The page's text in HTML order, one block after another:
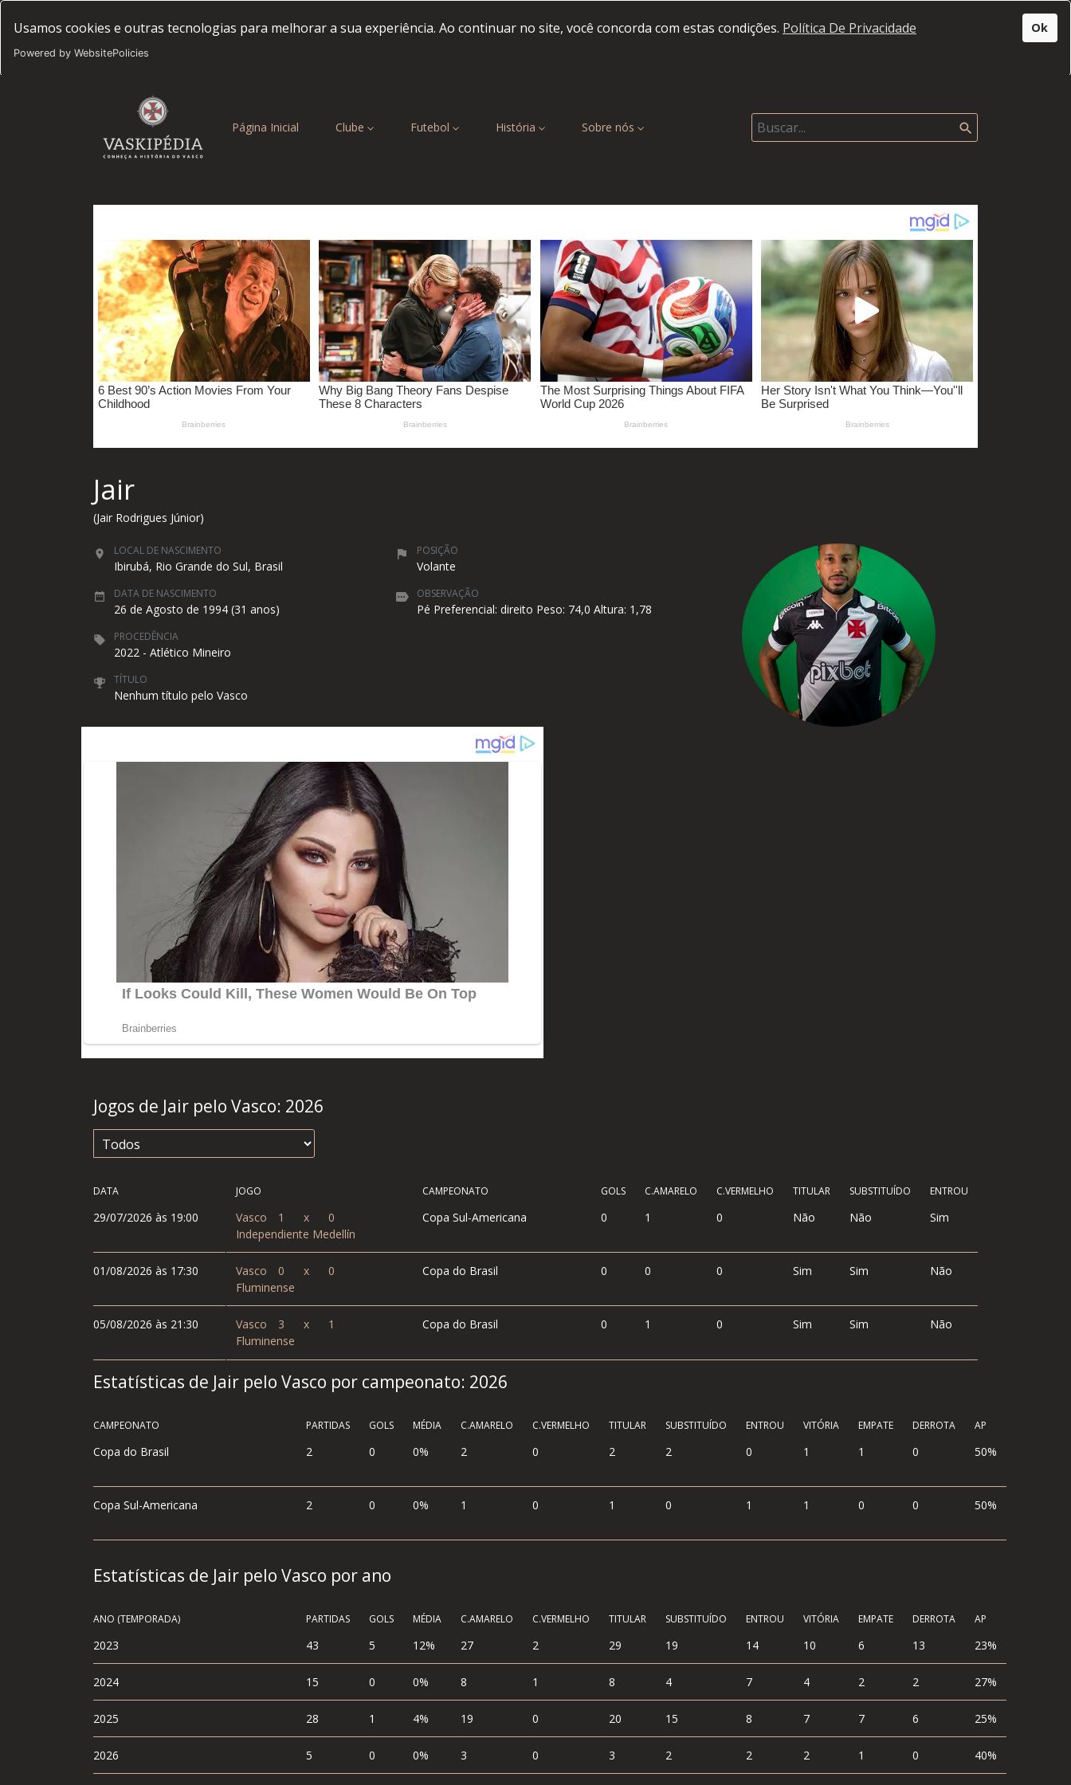
Usamos cookies e outras tecnologias para melhorar a sua experiência. Ao continuar no site, você concorda com estas condições. Política De Privacidade Ok
Powered by WebsitePolicies
Página Inicial (current)Clube Futebol História Sobre nós
Jair
(Jair Rodrigues Júnior)
LOCAL DE NASCIMENTO
Ibirubá, Rio Grande do Sul, Brasil
DATA DE NASCIMENTO
26 de Agosto de 1994 (31 anos)
PROCEDÊNCIA
2022 - Atlético Mineiro
TÍTULO
Nenhum título pelo Vasco
POSIÇÃO
Volante
OBSERVAÇÃO
Pé Preferencial: direito Peso: 74,0 Altura: 1,78
Jogos de Jair pelo Vasco: 2026
DATA
29/07/2026 às 19:00
01/08/2026 às 17:30
05/08/2026 às 21:30
JOGO CAMPEONATO GOLS C.AMARELO C.VERMELHO TITULAR SUBSTITUÍDO ENTROU
Vasco 1 x
0
Independiente Medellín
Copa Sul-Americana 0 1 0 Não Não Sim
Vasco 0 x
0
Fluminense
Copa do Brasil 0 0 0 Sim Sim Não
Vasco 3 x
1
Fluminense
Copa do Brasil 0 1 0 Sim Sim Não
Estatísticas de Jair pelo Vasco por campeonato: 2026
CAMPEONATO
Copa do Brasil
Copa Sul-Americana
PARTIDAS GOLS MÉDIA C.AMARELO C.VERMELHO TITULAR SUBSTITUÍDO ENTROU VITÓRIA EMPATE DERROTA AP
2 0 0% 2 0 2 2 0 1 1 0 50%
2 0 0% 1 0 1 0 1 1 0 0 50%
Estatísticas de Jair pelo Vasco por ano
ANO (TEMPORADA)
2023
2024
2025
2026
PARTIDAS GOLS MÉDIA C.AMARELO C.VERMELHO TITULAR SUBSTITUÍDO ENTROU VITÓRIA EMPATE DERROTA AP
43 5 12% 27 2 29 19 14 10 6 13 23%
15 0 0% 8 1 8 4 7 4 2 2 27%
28 1 4% 19 0 20 15 8 7 7 6 25%
5 0 0% 3 0 3 2 2 2 1 0 40%